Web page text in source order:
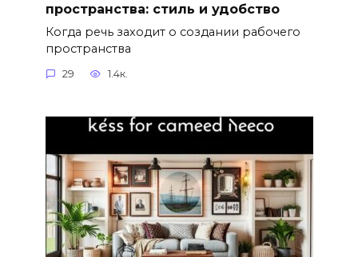
пространства: стиль и удобство
Когда речь заходит о создании рабочего
пространства
29 1.4к.